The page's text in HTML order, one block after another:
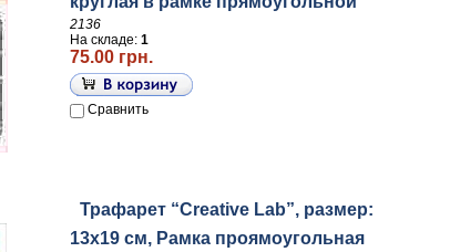
2136
На складе: 1
75.00 грн.
Сравнить
Трафарет “Creative Lab”, размер:
13х19 см, Рамка проямоугольная